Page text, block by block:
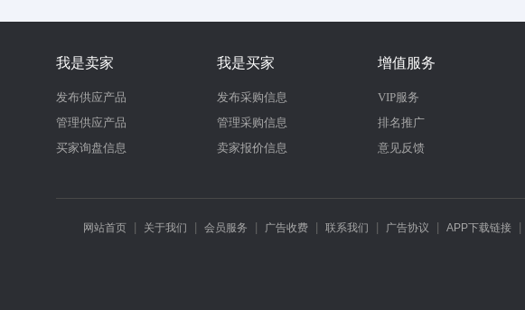
我是卖家
发布供应产品
管理供应产品
买家询盘信息
我是买家
发布采购信息
管理采购信息
卖家报价信息
增值服务
VIP服务
排名推广
意见反馈
网站首页 关于我们 会员服务 广告收费 联系我们 广告协议 APP下载链接